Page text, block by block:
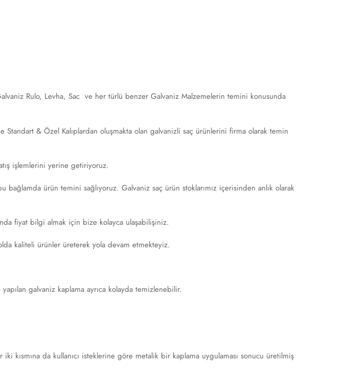
Rulo, Levha, Sac ve her türlü benzer Galvaniz Malzemelerin temini konusunda
Standart & Özel Kalıplardan oluşmakta olan galvanizli saç ürünlerini firma olarak temin
işlemlerini yerine getiriyoruz.
ürün temini sağlıyoruz. Galvaniz saç ürün stoklarımız içerisinden anlık olarak
fiyat bilgi almak için bize kolayca ulaşabilişiniz.
kaliteli ürünler üreterek yola devam etmekteyiz.
galvaniz kaplama ayrıca kolayda temizlenebilir.
kısmına da kullanıcı isteklerine göre metalik bir kaplama uygulaması sonucu üretilmiş